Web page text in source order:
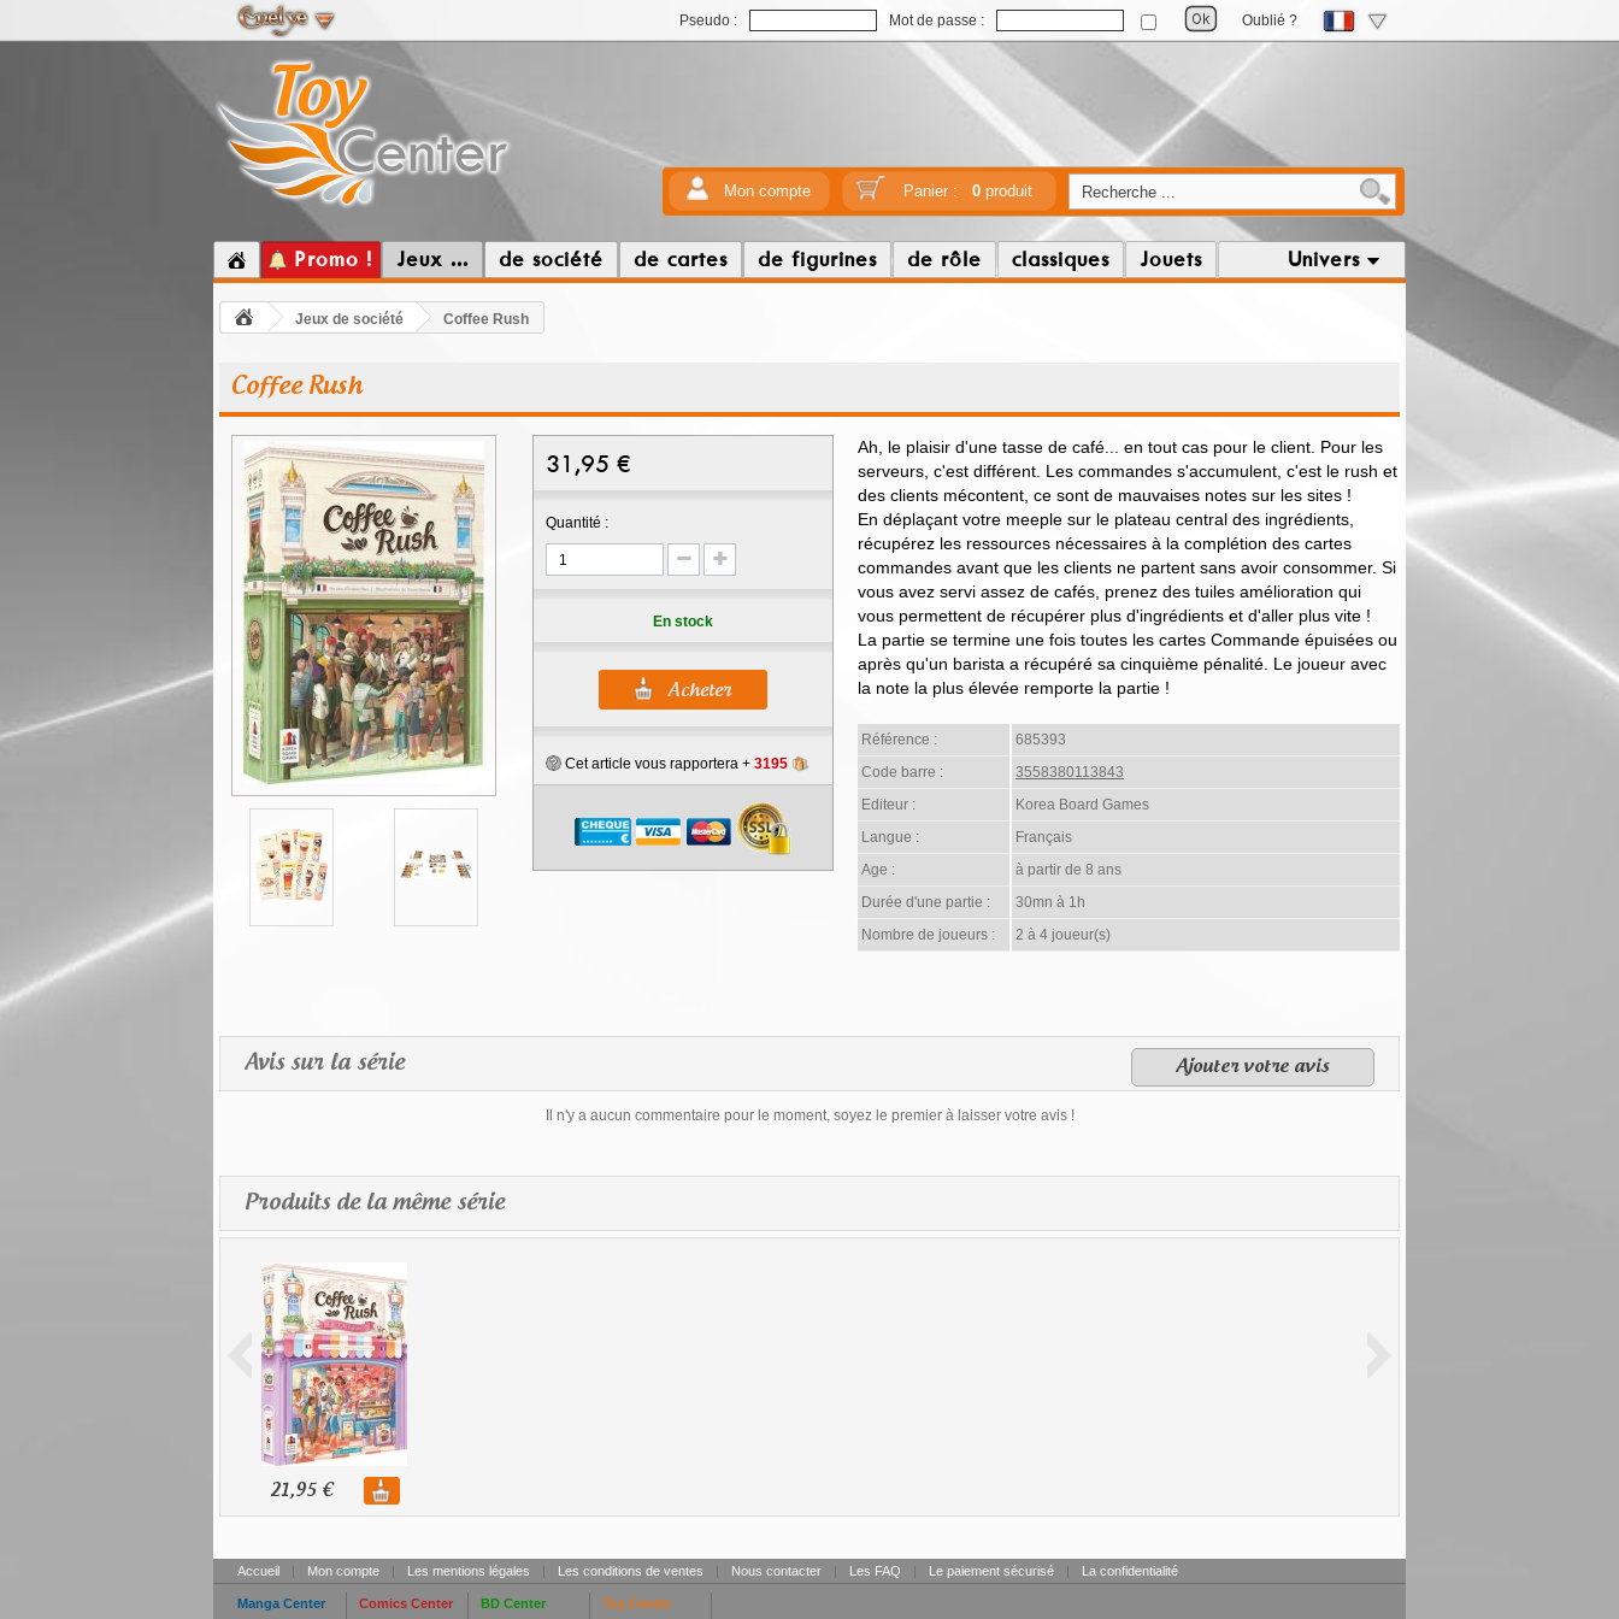
Pseudo : Mot de passe : Oublié ?
Mon compte Panier : 0produit
Promo ! Jeux ... de société de cartes de figurines de rôle classiques Jouets Univers
Jeux de société Coffee Rush
Coffee Rush
31,95 €
Quantité :
En stock
Cet article vous rapportera + 3195
Ah, le plaisir d'une tasse de café... en tout cas pour le client. Pour les
serveurs, c'est différent. Les commandes s'accumulent, c'est le rush et
des clients mécontent, ce sont de mauvaises notes sur les sites !
En déplaçant votre meeple sur le plateau central des ingrédients,
récupérez les ressources nécessaires à la complétion des cartes
commandes avant que les clients ne partent sans avoir consommer. Si
vous avez servi assez de cafés, prenez des tuiles amélioration qui
vous permettent de récupérer plus d'ingrédients et d'aller plus vite !
La partie se termine une fois toutes les cartes Commande épuisées ou
après qu'un barista a récupéré sa cinquième pénalité. Le joueur avec
la note la plus élevée remporte la partie !
Référence :
685393
Code barre :
3558380113843
Editeur :
Korea Board Games
Langue :
Français
Age :
à partir de 8 ans
Durée d'une partie :
30mn à 1h
Nombre de joueurs :
2 à 4 joueur(s)
Avis sur la série Ajouter votre avis
Il n'y a aucun commentaire pour le moment, soyez le premier à laisser votre avis !
Produits de la même série
21,95 €
Accueil | Mon compte | Les mentions légales | Les conditions de ventes | Nous contacter | Les FAQ | Le paiement sécurisé | La confidentialité
Manga Center Comics Center BD Center Toy Center